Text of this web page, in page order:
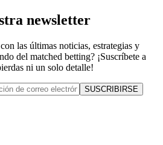
newsletter
las últimas noticias, estrategias y
del matched betting? ¡Suscríbete a
ni un solo detalle!
SUSCRIBIRSE